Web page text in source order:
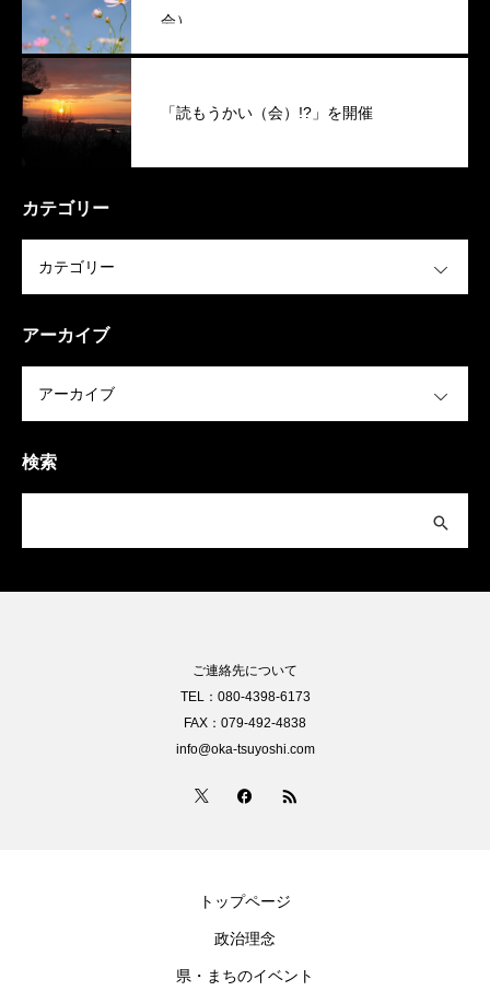
会）
「読もうかい（会）!?」を開催
カテゴリー
アーカイブ
検索
ご連絡先について
TEL：080-4398-6173
FAX：079-492-4838
info@oka-tsuyoshi.com
トップページ
政治理念
県・まちのイベント